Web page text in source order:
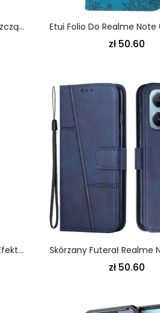
Etui Folio Realme Note 60x Błyszcząca Sztuczna Skóra Etui Ochronne
zł 50.60
Etui Folio Do Realme Note 60x Efekt Zamszu
zł 50.60